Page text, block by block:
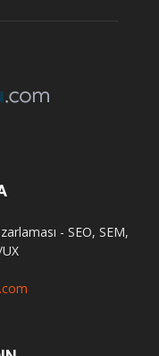
- SEO, SEM,